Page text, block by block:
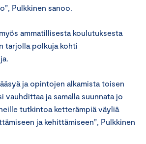
Pulkkinen sanoo.
ammatillisesta koulutuksesta
tarjolla polkuja kohti
ja opintojen alkamista toisen
vauhdittaa ja samalla suunnata jo
tutkintoa ketterämpiä väyliä
ja kehittämiseen”, Pulkkinen